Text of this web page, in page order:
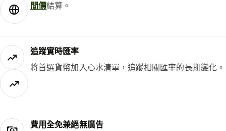
間價結算。
追蹤實時匯率
將首選貨幣加入心水清單，追蹤相關匯率的長期變化。
費用全免兼絕無廣告